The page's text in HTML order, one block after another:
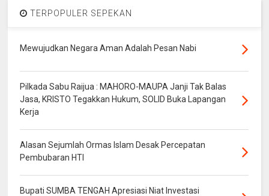
TERPOPULER SEPEKAN
Mewujudkan Negara Aman Adalah Pesan Nabi
Pilkada Sabu Raijua : MAHORO-MAUPA Janji Tak Balas
Jasa, KRISTO Tegakkan Hukum, SOLID Buka Lapangan
Kerja
Alasan Sejumlah Ormas Islam Desak Percepatan
Pembubaran HTI
Bupati SUMBA TENGAH Apresiasi Niat Investasi